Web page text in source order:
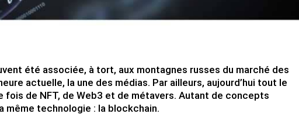
été associée, à tort, aux montagnes russes du marché des
actuelle, la une des médias. Par ailleurs, aujourd’hui tout le
fois de NFT, de Web3 et de métavers. Autant de concepts
technologie : la blockchain.